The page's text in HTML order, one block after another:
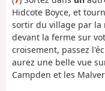
Hidcote Boyce, et
sortir du village par la
devant la ferme sur
croisement, passez
aurez une belle vue
Campden et les